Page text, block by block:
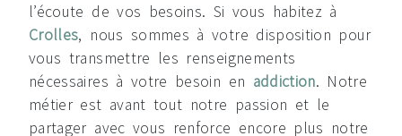
l’écoute de vos besoins. Si vous habitez à
Crolles, nous sommes à votre disposition pour
vous transmettre les renseignements
nécessaires à votre besoin en addiction. Notre
métier est avant tout notre passion et le
partager avec vous renforce encore plus notre